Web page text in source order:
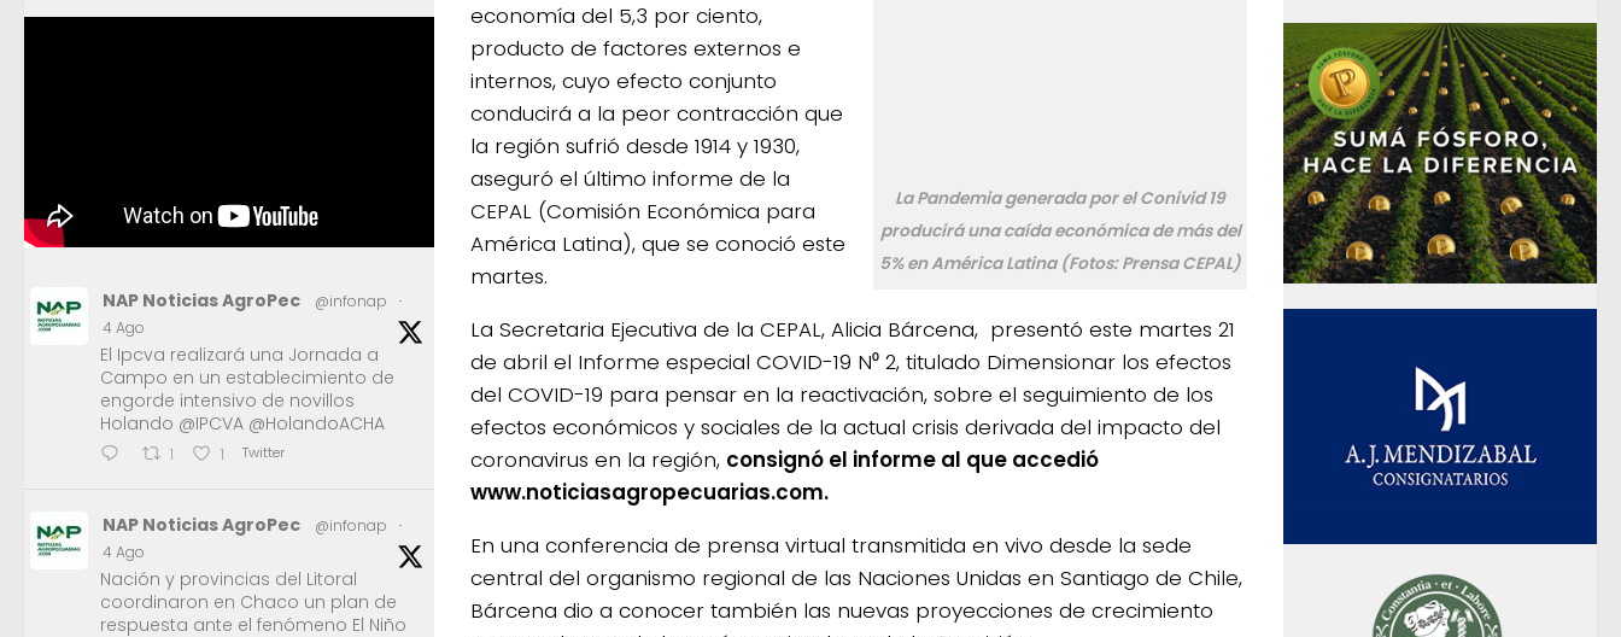
La Pandemia generada por el Conivid 19
producirá una caída económica de más del
5% en América Latina (Fotos: Prensa CEPAL)
economía del 5,3 por ciento,
producto de factores externos e
internos, cuyo efecto conjunto
conducirá a la peor contracción que
la región sufrió desde 1914 y 1930,
aseguró el último informe de la
CEPAL (Comisión Económica para
América Latina), que se conoció este
martes.
La Secretaria Ejecutiva de la CEPAL, Alicia Bárcena, presentó este martes 21
de abril el Informe especial COVID-19 N⁰ 2, titulado Dimensionar los efectos
del COVID-19 para pensar en la reactivación, sobre el seguimiento de los
efectos económicos y sociales de la actual crisis derivada del impacto del
coronavirus en la región, consignó el informe al que accedió
www.noticiasagropecuarias.com.
En una conferencia de prensa virtual transmitida en vivo desde la sede
central del organismo regional de las Naciones Unidas en Santiago de Chile,
Bárcena dio a conocer también las nuevas proyecciones de crecimiento
NAP Noticias AgroPec @infonap
·
4 Ago
El Ipcva realizará una Jornada a
Campo en un establecimiento de
engorde intensivo de novillos
Holando @IPCVA @HolandoACHA
1 1 Twitter
NAP Noticias AgroPec @infonap
·
4 Ago
Nación y provincias del Litoral
coordinaron en Chaco un plan de
respuesta ante el fenómeno El Niño